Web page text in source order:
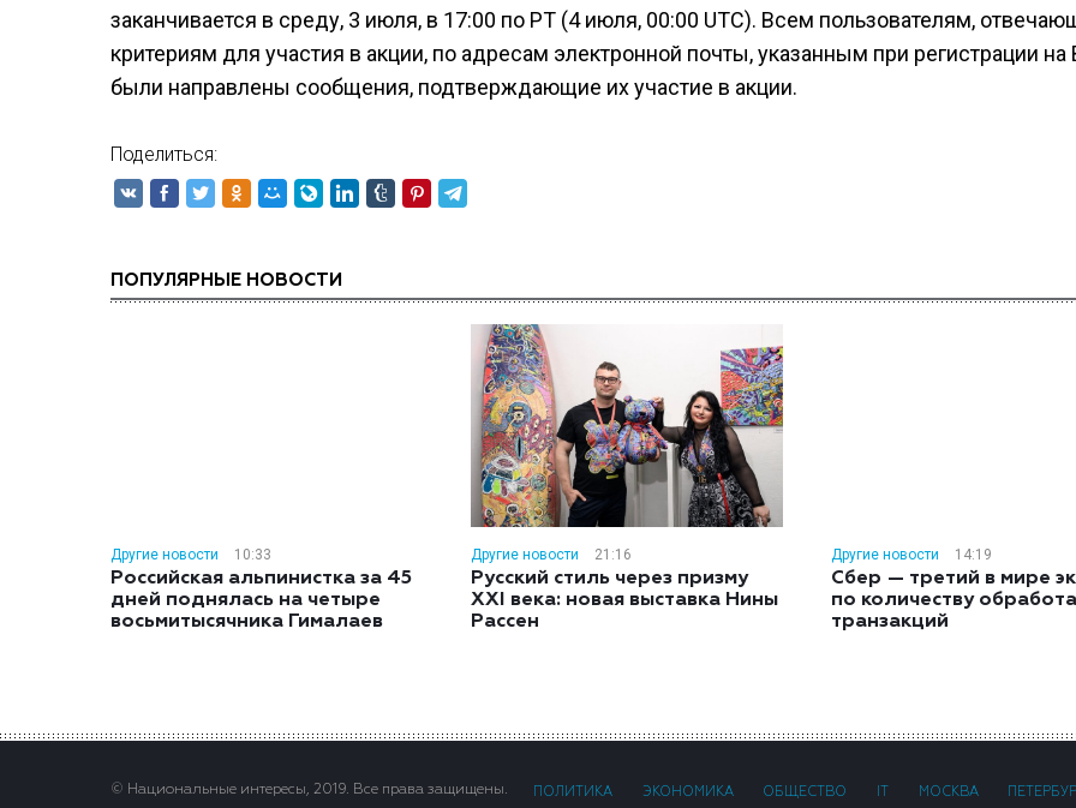
заканчивается в среду, 3 июля, в 17:00 по PT (4 июля, 00:00 UTC). Всем пользователям,
критериям для участия в акции, по адресам электронной почты, указанным при регистрации на
были направлены сообщения, подтверждающие их участие в акции.
Поделиться:
ПОПУЛЯРНЫЕ НОВОСТИ
Другие новости 10:33
Российская альпинистка за 45
дней поднялась на четыре
восьмитысячника Гималаев
Другие новости 21:16
Русский стиль через призму
XXI века: новая выставка Нины
Рассен
Другие новости 14:19
Сбер — третий в мире
по количеству
транзакций
© Национальные интересы, 2019. Все права защищены. ПОЛИТИКА ЭКОНОМИКА ОБЩЕСТВО МОСКВА